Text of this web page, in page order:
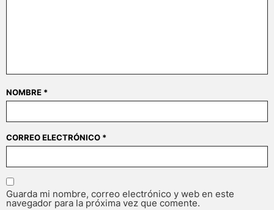
NOMBRE *
CORREO ELECTRÓNICO *
Guarda mi nombre, correo electrónico y web en este
navegador para la próxima vez que comente.